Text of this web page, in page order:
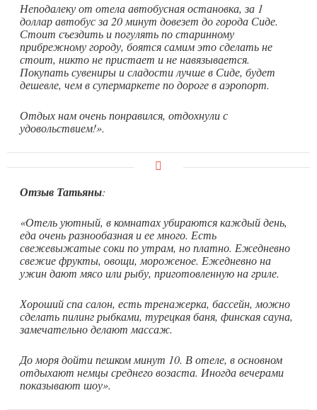
Неподалеку от отела автобусная остановка, за 1
доллар автобус за 20 минут довезет до города Сиде.
Стоит съездить и погулять по старинному
прибрежному городу, боятся самим это сделать не
стоит, никто не пристает и не навязывается.
Покупать сувениры и сладости лучше в Сиде, будет
дешевле, чем в супермаркете по дороге в аэропорт.
Отдых нам очень понравился, отдохнули с
удовольствием!».
Отзыв Татьяны:
«Отель уютный, в комнатах убираются каждый день,
еда очень разнообазная и ее много. Есть
свежевыжатые соки по утрам, но платно. Ежедневно
свежие фрукты, овощи, мороженое. Ежедневно на
ужин дают мясо или рыбу, приготовленную на гриле.
Хороший спа салон, есть тренажерка, бассейн, можно
сделать пилинг рыбками, турецкая баня, финская сауна,
замечательно делают массаж.
До моря дойти пешком минут 10. В отеле, в основном
отдыхают немцы среднего возаста. Иногда вечерами
показывают шоу».